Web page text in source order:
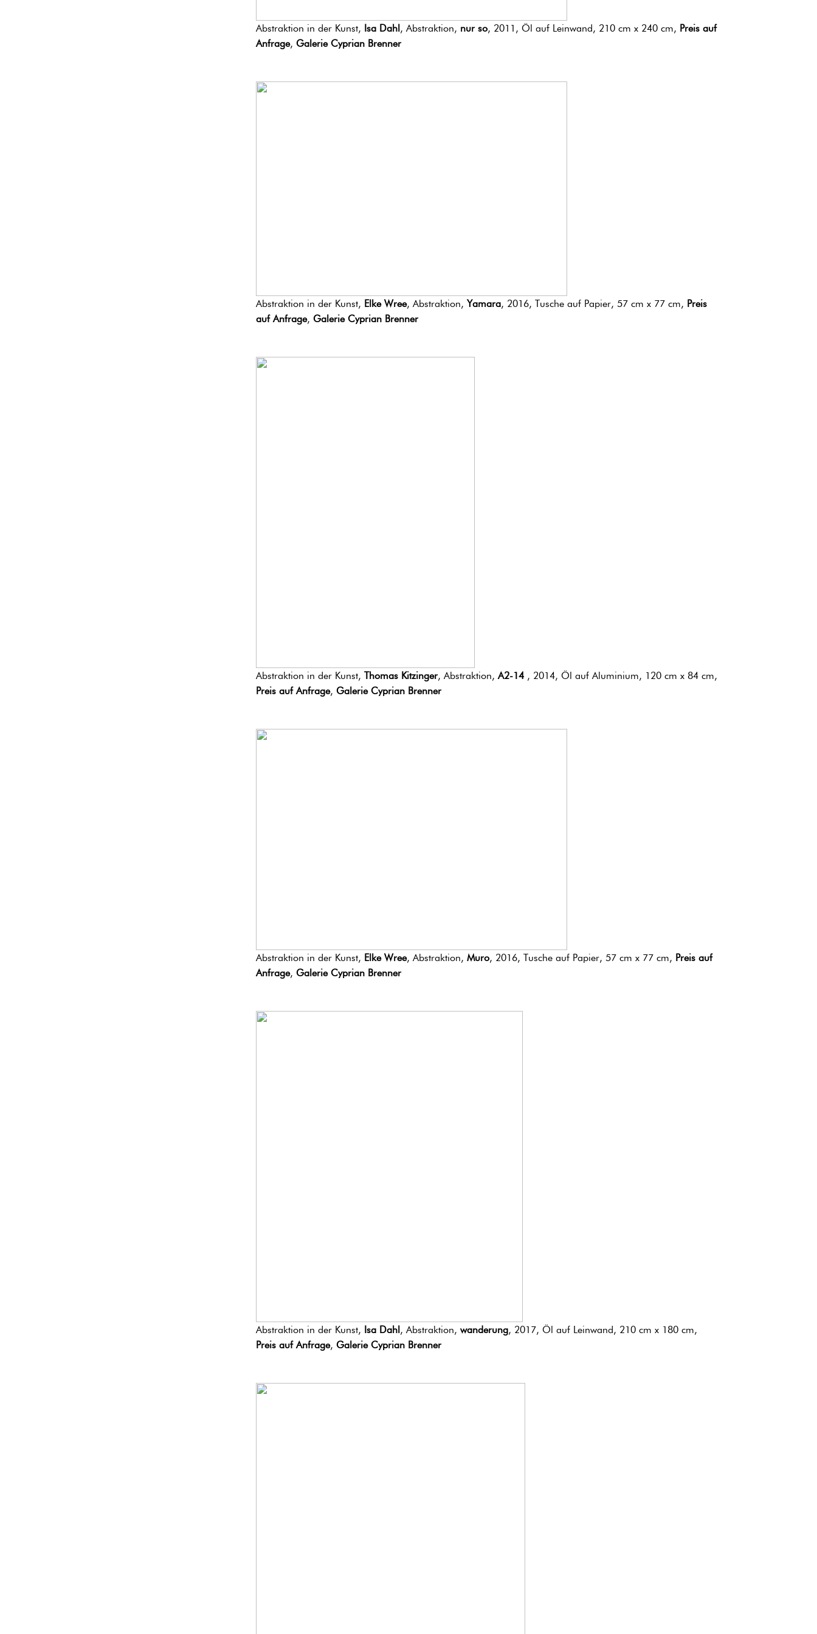
Abstraktion in der Kunst, Isa Dahl, Abstraktion, nur so, 2011, Öl auf Leinwand, 210 cm x 240 cm, Preis auf
Anfrage, Galerie Cyprian Brenner
Abstraktion in der Kunst, Elke Wree, Abstraktion, Yamara, 2016, Tusche auf Papier, 57 cm x 77 cm, Preis
auf Anfrage, Galerie Cyprian Brenner
Abstraktion in der Kunst, Thomas Kitzinger, Abstraktion, A2-14 , 2014, Öl auf Aluminium, 120 cm x 84 cm,
Preis auf Anfrage, Galerie Cyprian Brenner
Abstraktion in der Kunst, Elke Wree, Abstraktion, Muro, 2016, Tusche auf Papier, 57 cm x 77 cm, Preis auf
Anfrage, Galerie Cyprian Brenner
Abstraktion in der Kunst, Isa Dahl, Abstraktion, wanderung, 2017, Öl auf Leinwand, 210 cm x 180 cm,
Preis auf Anfrage, Galerie Cyprian Brenner